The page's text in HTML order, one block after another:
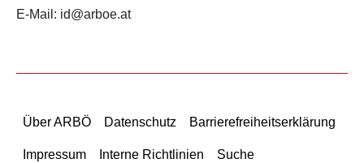
E-Mail: id@arboe.at
Über ARBÖ Datenschutz Barrierefreiheitserklärung
Impressum Interne Richtlinien Suche